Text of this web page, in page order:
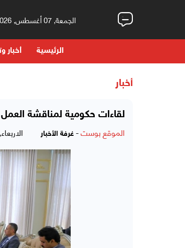
الجمعة, 07 أغسطس, 2026 08:46 صباحاً
الرئيسية أخبار
أخبار
لقاءات حكومية لمناقشة
الموقع بوست- غرفة الأخبار الاربعاء, 28 يناير, 2026 - 04:18 مساءً